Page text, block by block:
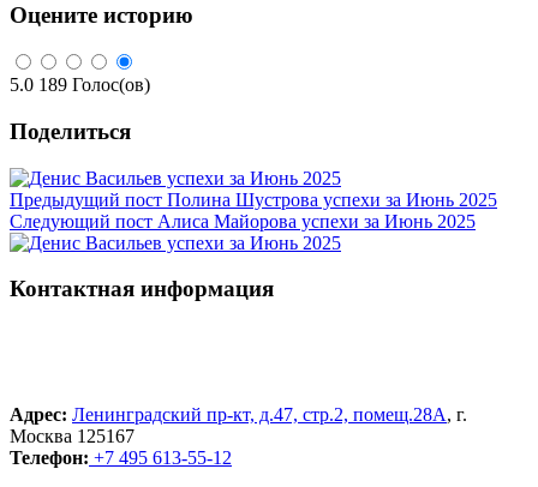
Оцените историю
5.0 189 Голос(ов)
Поделиться
Предыдущий пост Полина Шустрова успехи за Июнь 2025
Следующий пост Алиса Майорова успехи за Июнь 2025
Контактная информация
Адрес: Ленинградский пр-кт, д.47, стр.2, помещ.28А, г.
Москва 125167
Телефон: +7 495 613-55-12